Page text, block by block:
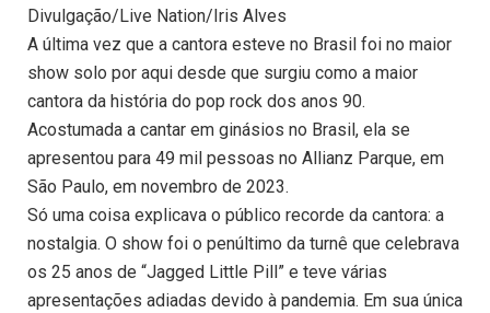
Divulgação/Live Nation/Iris Alves
A última vez que a cantora esteve no Brasil foi no maior
show solo por aqui desde que surgiu como a maior
cantora da história do pop rock dos anos 90.
Acostumada a cantar em ginásios no Brasil, ela se
apresentou para 49 mil pessoas no Allianz Parque, em
São Paulo, em novembro de 2023.
Só uma coisa explicava o público recorde da cantora: a
nostalgia. O show foi o penúltimo da turnê que celebrava
os 25 anos de “Jagged Little Pill” e teve várias
apresentações adiadas devido à pandemia. Em sua única